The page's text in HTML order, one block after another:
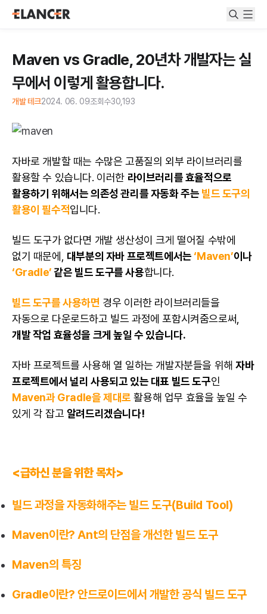
Maven vs Gradle, 20년차 개발자는 실
무에서 이렇게 활용합니다.
개발 테크2024. 06. 09조회수30,193
자바로 개발할 때는 수많은 고품질의 외부 라이브러리를
활용할 수 있습니다. 이러한 라이브러리를 효율적으로
활용하기 위해서는 의존성 관리를 자동화 주는 빌드 도구의
활용이 필수적입니다.
빌드 도구가 없다면 개발 생산성이 크게 떨어질 수밖에
없기 때문에, 대부분의 자바 프로젝트에서는‘Maven’이나
‘Gradle’같은 빌드 도구를 사용합니다.
빌드 도구를 사용하면 경우 이러한 라이브러리들을
자동으로 다운로드하고 빌드 과정에 포함시켜줌으로써,
개발 작업 효율성을 크게 높일 수 있습니다.
자바 프로젝트를 사용해 열 일하는 개발자분들을 위해자바
프로젝트에서 널리 사용되고 있는 대표 빌드 도구인
Maven과 Gradle을 제대로 활용해 업무 효율을 높일 수
있게 각 잡고 알려드리겠습니다!
<급하신 분을 위한 목차>
빌드 과정을 자동화해주는 빌드 도구(Build Tool)
Maven이란? Ant의 단점을 개선한 빌드 도구
Maven의 특징
Gradle이란? 안드로이드에서 개발한 공식 빌드 도구